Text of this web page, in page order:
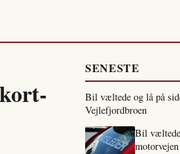
SENESTE
Bil væltede og lå på
Vejlefjordbroen
Bil